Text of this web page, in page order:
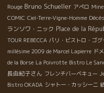
Rouge Bruno Schueller アぺロ
COMIC Ciel-Terre-Vigne-Homme
ランソワ・ニック Place de la
TOUR REBECCA パリ・ビストロ・ゴグ
millésime 2009 de Marcel Lapierre ド
de la Borse La Poivrotte Bistro Le
長由紀子さん フレンチバーベキュー
Bistro OKADA シャトー・カッシーニ